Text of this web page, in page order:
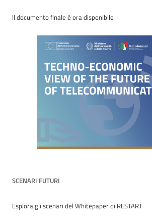
Il documento finale è ora disponibile
SCENARI FUTURI
Esplora gli scenari del Whitepaper di RESTART